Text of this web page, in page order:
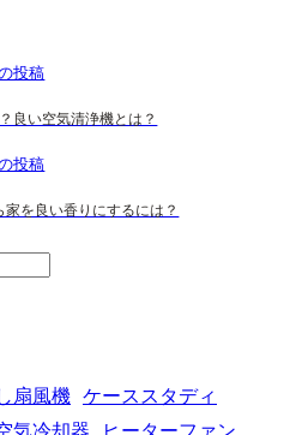
投稿
良い空気清浄機とは？
投稿
を良い香りにするには？
扇風機 ケーススタディ